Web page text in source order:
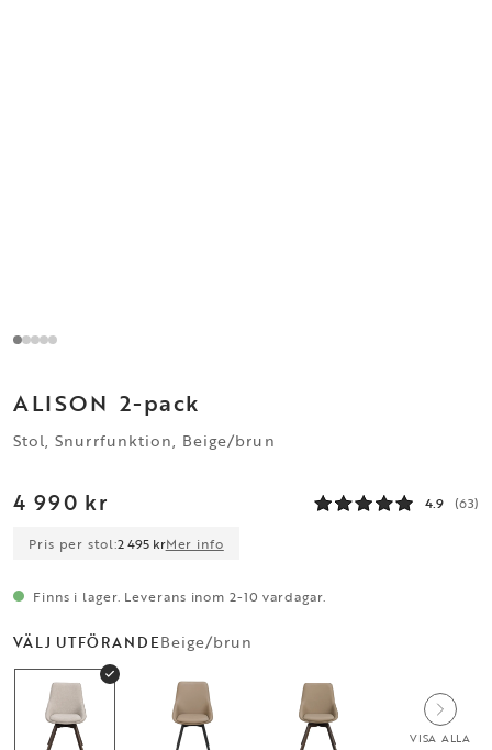
ALISON 2-pack
Stol, Snurrfunktion, Beige/brun
4 990 kr 4.9 (63)
Pris per stol:2 495 krMer info
Finns i lager. Leverans inom 2-10 vardagar.
VÄLJ UTFÖRANDEBeige/brun
VISA ALLA